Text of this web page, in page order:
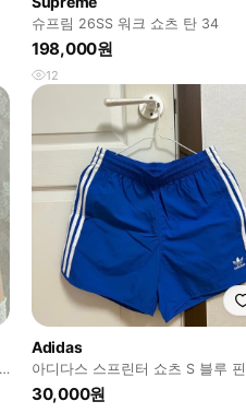
슈프림 26SS 워크 쇼츠 탄 34
198,000원
12
Adidas
아디다스 스프린터 쇼츠 S 블루 핀터
레스트
30,000원